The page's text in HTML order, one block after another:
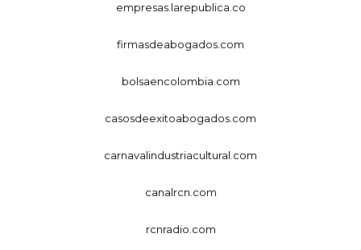
empresas.larepublica.co
firmasdeabogados.com
bolsaencolombia.com
casosdeexitoabogados.com
carnavalindustriacultural.com
canalrcn.com
rcnradio.com